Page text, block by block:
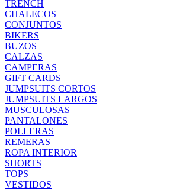
TRENCH
CHALECOS
CONJUNTOS
BIKERS
BUZOS
CALZAS
CAMPERAS
GIFT CARDS
JUMPSUITS CORTOS
JUMPSUITS LARGOS
MUSCULOSAS
PANTALONES
POLLERAS
REMERAS
ROPA INTERIOR
SHORTS
TOPS
VESTIDOS